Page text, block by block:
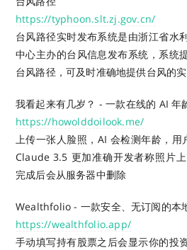
https://typhoon.slt.zj.gov.cn/
台风路径实时发布系统是由浙江省水
中心主办的台风信息发布系统，系统
台风路径，可及时准确地提供台风的
我看起来有几岁？ - 一款在线的 AI 年
https://howolddoilook.me/
上传一张人脸照，AI 会检测年龄，用
Claude 3.5 更加准确开发者称照片
完成后会从服务器中删除
Wealthfolio - 一款安全、无订阅的本
https://wealthfolio.app/
手动填写持有股票之后会显示你的投